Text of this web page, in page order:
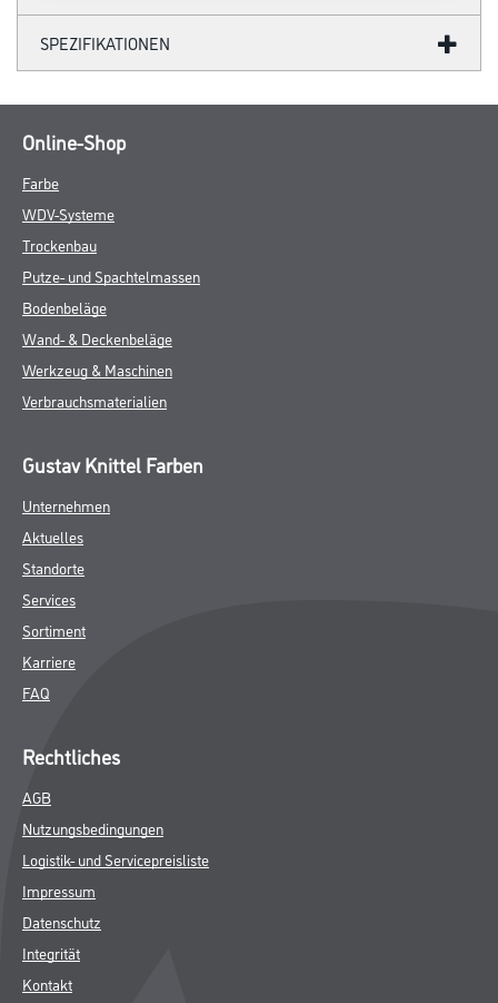
SPEZIFIKATIONEN
Online-Shop
Farbe
WDV-Systeme
Trockenbau
Putze- und Spachtelmassen
Bodenbeläge
Wand- & Deckenbeläge
Werkzeug & Maschinen
Verbrauchsmaterialien
Gustav Knittel Farben
Unternehmen
Aktuelles
Standorte
Services
Sortiment
Karriere
FAQ
Rechtliches
AGB
Nutzungsbedingungen
Logistik- und Servicepreisliste
Impressum
Datenschutz
Integrität
Kontakt